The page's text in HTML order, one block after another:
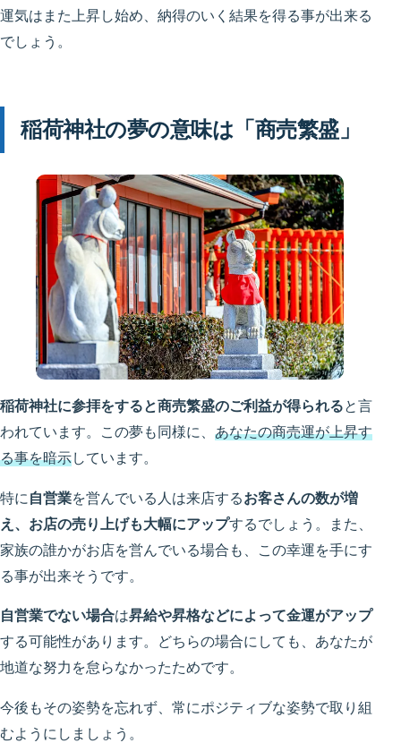
運気はまた上昇し始め、納得のいく結果を得る事が出来る
でしょう。
稲荷神社の夢の意味は「商売繁盛」
稲荷神社に参拝をすると商売繁盛のご利益が得られると言
われています。この夢も同様に、 あなたの商売運が上昇す
る事を暗示しています。
特に 自営業を営んでいる人は来店するお客さんの数が増
え、お店の売り上げも大幅にアップするでしょう。また、
家族の誰かがお店を営んでいる場合も、この幸運を手にす
る事が出来そうです。
自営業でない場合は昇給や昇格などによって金運がアップ
する可能性があります。どちらの場合にしても、あなたが
地道な努力を怠らなかったためです。
今後もその姿勢を忘れず、常にポジティブな姿勢で取り組
むようにしましょう。